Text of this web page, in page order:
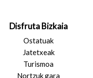
Disfruta Bizkaia
Ostatuak
Jatetxeak
Turismoa
Nortzuk gara